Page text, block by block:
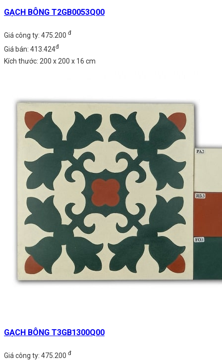
GẠCH BÔNG T2GB0053Q00
Giá công ty: 475.200 đ
Giá bán: 413.424đ
Kích thước: 200 x 200 x 16 cm
GẠCH BÔNG T3GB1300Q00
Giá công ty: 475.200 đ